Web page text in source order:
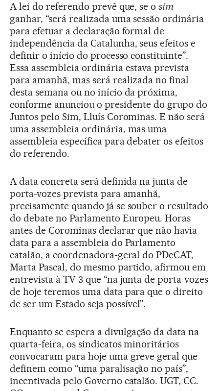
A lei do referendo prevê que, se osim
ganhar, “será realizada uma sessão ordinária
para efetuar a declaração formal de
independência da Catalunha, seus efeitos e
definir o início do processo constituinte”.
Essa assembleia ordinária estava prevista
para amanhã, mas será realizada no final
desta semana ou no início da próxima,
conforme anunciou o presidente do grupo do
Juntos pelo Sim, Lluís Corominas. E não será
uma assembleia ordinária, mas uma
assembleia específica para debater os efeitos
do referendo.
A data concreta será definida na junta de
porta-vozes prevista para amanhã,
precisamente quando já se souber o resultado
do debate no Parlamento Europeu. Horas
antes de Corominas declarar que não havia
data para a assembleia do Parlamento
catalão, a coordenadora-geral do PDeCAT,
Marta Pascal, do mesmo partido, afirmou em
entrevista à TV-3 que “na junta de porta-vozes
de hoje teremos uma data para que o direito
de ser um Estado seja possível”.
Enquanto se espera a divulgação da data na
quarta-feira, os sindicatos minoritários
convocaram para hoje uma greve geral que
definem como “uma paralisação no país”,
incentivada pelo Governo catalão. UGT, CC.